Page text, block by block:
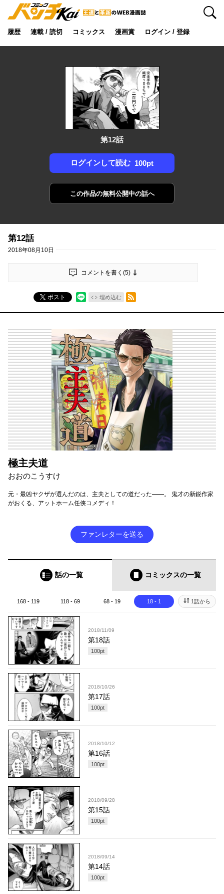
履歴 連載 / 読切 コミックス 漫画賞 ログイン / 登録
検索
第12話
ログインして読む 100pt
この作品の無料公開中の話へ
第12話
2018年08月10日
コメントを書く(5)
ポスト 埋め込む
RSSフィード
極主夫道
おおのこうすけ
元・最凶ヤクザが選んだのは、主夫としての道だった――。 鬼才の新鋭作家
がおくる、アットホーム任侠コメディ！
ファンレターを送る
話の一覧 コミックスの一覧
168 - 119 118 - 69 68 - 19 18 - 1 1話から
2018/11/09
第18話
100pt
2018/10/26
第17話
100pt
2018/10/12
第16話
100pt
2018/09/28
第15話
100pt
2018/09/14
第14話
100pt